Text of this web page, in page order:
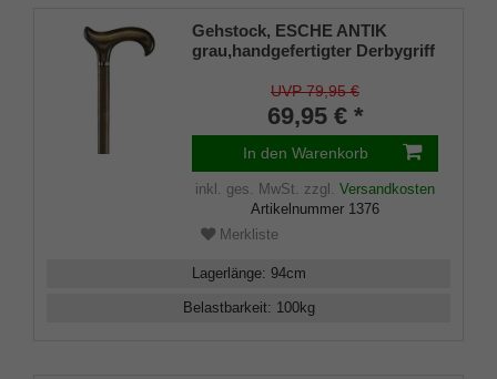
Gehstock, ESCHE ANTIK
grau,handgefertigter Derbygriff
leicht geflammt und modisch
grau gebeizt, seidenmatt
lackiert, inklusiv Schlankpuffer.
UVP 79,95 €
69,95 € *
In den Warenkorb
inkl. ges. MwSt. zzgl. Versandkosten
Artikelnummer 1376
Merkliste
Lagerlänge: 94cm
Belastbarkeit: 100kg